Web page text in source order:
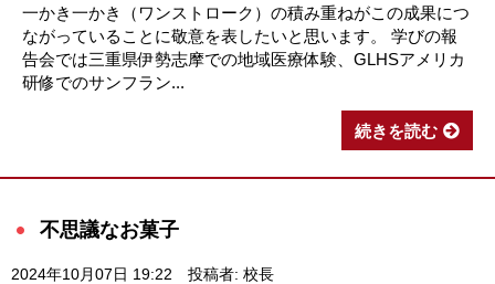
一かき一かき（ワンストローク）の積み重ねがこの成果につ
ながっていることに敬意を表したいと思います。 学びの報
告会では三重県伊勢志摩での地域医療体験、GLHSアメリカ
研修でのサンフラン...
続きを読む
不思議なお菓子
2024年10月07日 19:22 投稿者: 校長